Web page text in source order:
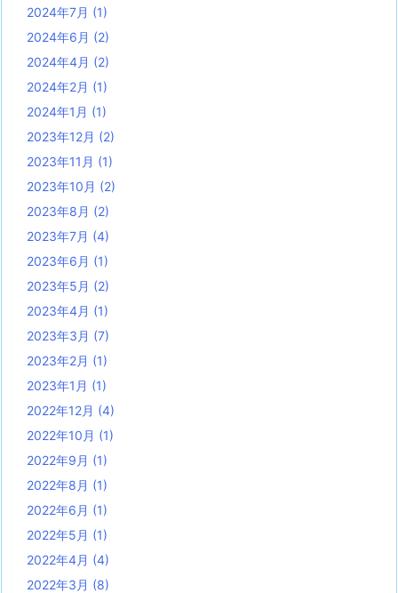
2024年7月 (1)
2024年6月 (2)
2024年4月 (2)
2024年2月 (1)
2024年1月 (1)
2023年12月 (2)
2023年11月 (1)
2023年10月 (2)
2023年8月 (2)
2023年7月 (4)
2023年6月 (1)
2023年5月 (2)
2023年4月 (1)
2023年3月 (7)
2023年2月 (1)
2023年1月 (1)
2022年12月 (4)
2022年10月 (1)
2022年9月 (1)
2022年8月 (1)
2022年6月 (1)
2022年5月 (1)
2022年4月 (4)
2022年3月 (8)